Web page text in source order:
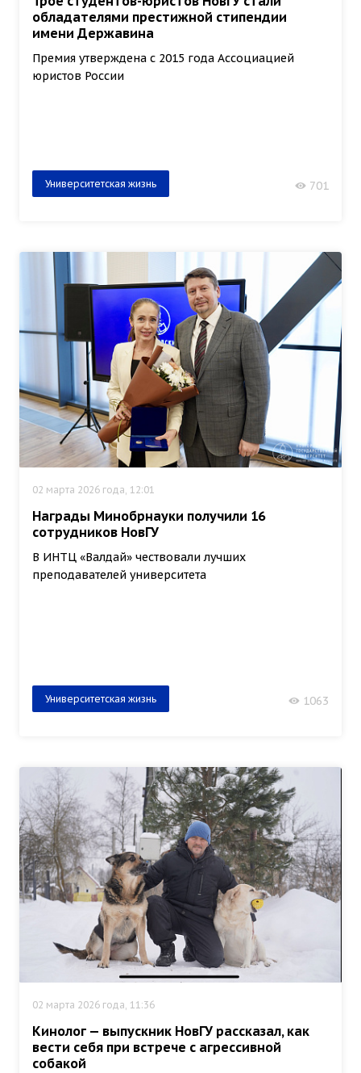
обладателями престижной стипендии
имени Державина
Премия утверждена с 2015 года Ассоциацией
юристов России
Университетская жизнь 701
02 марта 2026 года, 12:01
Награды Минобрнауки получили 16
сотрудников НовГУ
В ИНТЦ «Валдай» чествовали лучших
преподавателей университета
Университетская жизнь 1063
02 марта 2026 года, 11:36
Кинолог — выпускник НовГУ рассказал, как
вести себя при встрече с агрессивной
собакой